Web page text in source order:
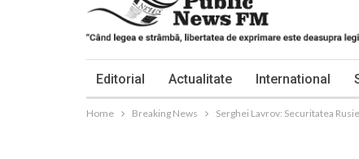
Editorial Actualitate International
Home Breaking News Serghei Lavrov: Securitatea